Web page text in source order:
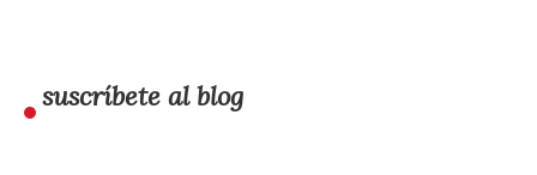
suscríbete al blog